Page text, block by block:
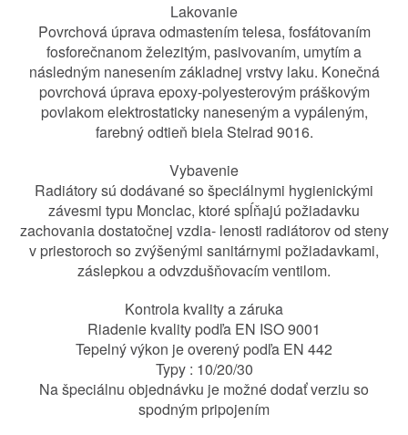
Lakovanie
Povrchová úprava odmastením telesa, fosfátovaním
fosforečnanom železitým, pasivovaním, umytím a
následným nanesením základnej vrstvy laku. Konečná
povrchová úprava epoxy-polyesterovým práškovým
povlakom elektrostaticky naneseným a vypáleným,
farebný odtieň biela Stelrad 9016.
Vybavenie
Radiátory sú dodávané so špeciálnymi hygienickými
závesmi typu Monclac, ktoré spĺňajú požiadavku
zachovania dostatočnej vzdia- lenosti radiátorov od steny
v priestoroch so zvýšenými sanitárnymi požiadavkami,
záslepkou a odvzdušňovacím ventilom.
Kontrola kvality a záruka
Riadenie kvality podľa EN ISO 9001
Tepelný výkon je overený podľa EN 442
Typy : 10/20/30
Na špeciálnu objednávku je možné dodať verziu so
spodným pripojením